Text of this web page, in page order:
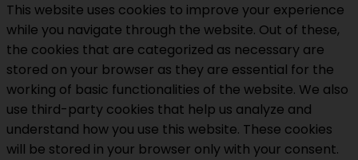
This website uses cookies to improve your experience
while you navigate through the website. Out of these,
the cookies that are categorized as necessary are
stored on your browser as they are essential for the
working of basic functionalities of the website. We also
use third-party cookies that help us analyze and
understand how you use this website. These cookies
will be stored in your browser only with your consent.